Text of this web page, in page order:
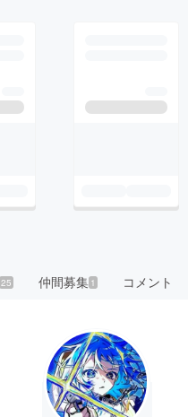
25 仲間募集 1 コメント